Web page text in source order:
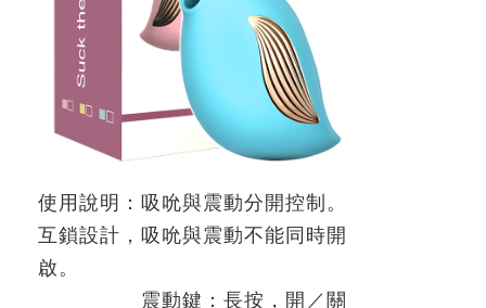
使用說明：吸吮與震動分開控制。
互鎖設計，吸吮與震動不能同時開
啟。
震動鍵：長按，開／關